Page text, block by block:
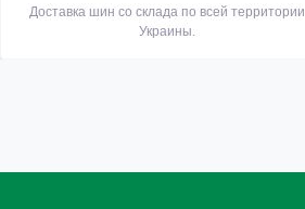
Доставка шин со склада по всей территории
Украины.